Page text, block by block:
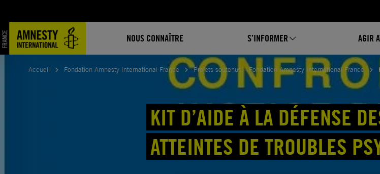
NOUS CONNAÎTRE S’INFORMER AGIR
contenu
Accueil Fondation Amnesty International France Projets soutenus – Fondation Amnesty International France
KIT D’AIDE À LA DÉFENSE
ATTEINTES DE TROUBLES